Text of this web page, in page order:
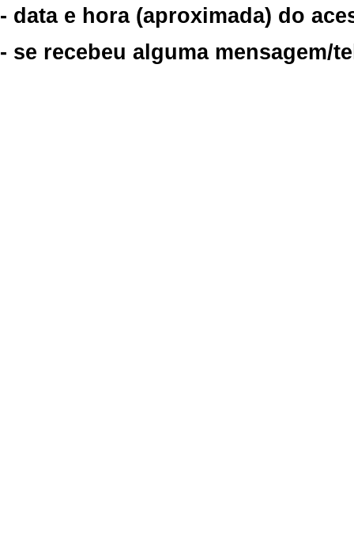
- data e hora (aproximada) do
- se recebeu alguma mensagem/